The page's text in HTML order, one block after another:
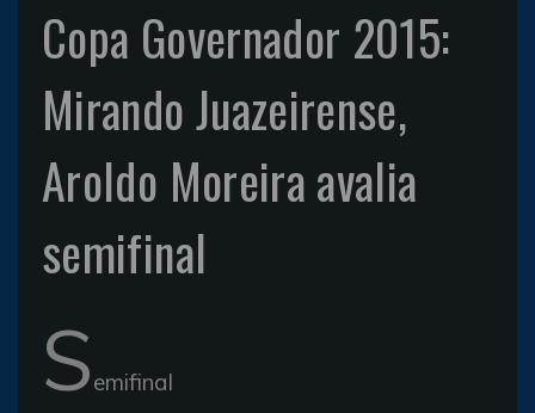
Copa Governador 2015:
Mirando Juazeirense,
Aroldo Moreira avalia
semifinal
Semifinal